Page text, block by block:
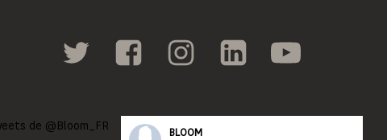
de @Bloom_FR BLOOM